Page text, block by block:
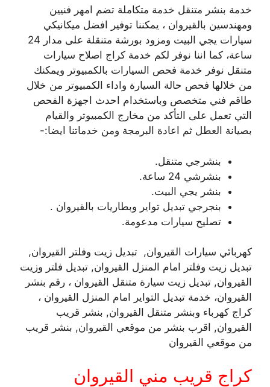
خدمة بنشر متنقل خدمة متكاملة تضم امهر فنيين
ومهندسين بالقيروان ، يمكننا توفير افضل ميكانيكي
سيارات يجي البيت ومزود بورشة متنقلة على مدار 24
ساعة، كما اننا نوفر لكم خدمة كراج اصلاح سيارات
متنقل نوفر خدمة فحص السيارات بالكمبيوتر ويمكنك
من خلالها فحص حالة السيارة واداء الكمبيوتر من خلال
طاقم فني متخصص وباستخدام احدث اجهزة الفحص
التي تعمل على التأكد من مخارج الكمبيوتر والقيام
بصيانة العطل ثم اعادة البرمجة ومن خدماتنا ايضا:-
بنشرجي متنقل.
بنشرشي 24 ساعة.
بنشر يجي البيت.
بنجرجي تبديل تواير وبطاريات بالقيروان .
تصليح سيارات مدعومة.
كهربائي سيارات القيروان, تبديل زيت وفلتر القيروان,
تبديل زيت وفلتر امام المنزل القيروان, تبديل فلتر وزيت
القيروان, تبديل زيت سيارة متنقل القيروان ، رقم بنشر
القيروان، خدمة تبديل التواير امام المنزل القيروان ،
كراج كهرباء وبنشر متنقل القيروان, بنشر قريب
القيروان, اقرب بنشر من موقعي القيروان, بنشر قريب
من موقعي القيروان
كراج قريب مني القيروان